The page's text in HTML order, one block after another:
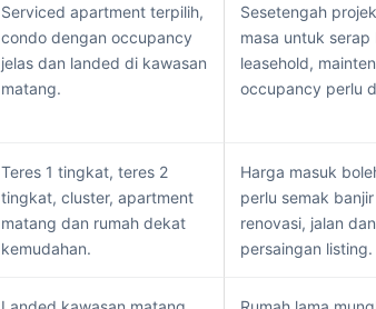
Serviced apartment terpilih,
condo dengan occupancy
jelas dan landed di kawasan
matang.
Sesetengah
masa untuk serap
leasehold,
occupancy perlu
Teres 1 tingkat, teres 2
tingkat, cluster, apartment
matang dan rumah dekat
kemudahan.
Harga masuk
perlu semak
renovasi, jalan dan
persaingan listing.